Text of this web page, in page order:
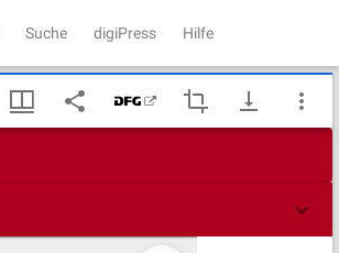
Suche digiPress Hilfe